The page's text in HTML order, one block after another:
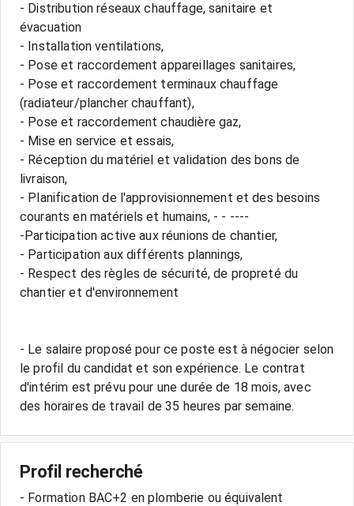
- Distribution réseaux chauffage, sanitaire et
évacuation
- Installation ventilations,
- Pose et raccordement appareillages sanitaires,
- Pose et raccordement terminaux chauffage
(radiateur/plancher chauffant),
- Pose et raccordement chaudière gaz,
- Mise en service et essais,
- Réception du matériel et validation des bons de
livraison,
- Planification de l'approvisionnement et des besoins
courants en matériels et humains, - - ----
-Participation active aux réunions de chantier,
- Participation aux différents plannings,
- Respect des règles de sécurité, de propreté du
chantier et d'environnement
- Le salaire proposé pour ce poste est à négocier selon
le profil du candidat et son expérience. Le contrat
d'intérim est prévu pour une durée de 18 mois, avec
Profil recherché
- Formation BAC+2 en plomberie ou équivalent